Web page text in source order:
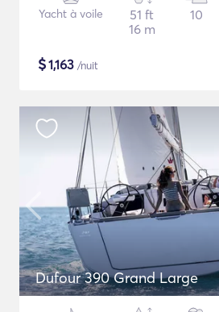
Yacht à voile
51 ft
16 m
10
$1,163 /nuit
Dufour 390 Grand Large